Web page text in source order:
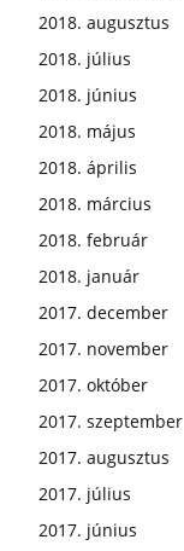
2018. augusztus
2018. július
2018. június
2018. május
2018. április
2018. március
2018. február
2018. január
2017. december
2017. november
2017. október
2017. szeptember
2017. augusztus
2017. július
2017. június